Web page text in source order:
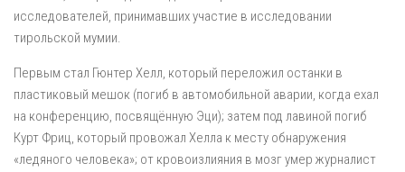
исследователей, принимавших участие в исследовании
тирольской мумии.
Первым стал Гюнтер Хелл, который переложил останки в
пластиковый мешок (погиб в автомобильной аварии, когда ехал
на конференцию, посвящённую Эци); затем под лавиной погиб
Курт Фриц, который провожал Хелла к месту обнаружения
«ледяного человека»; от кровоизлияния в мозг умер журналист